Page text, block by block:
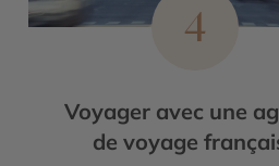
4
Voyager avec une
de voyage